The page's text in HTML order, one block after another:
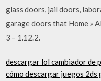
glass doors, jail doors,
garage doors that Home »
3 – 1.12.2.
descargar lol cambiador de
cómo descargar juegos 2ds